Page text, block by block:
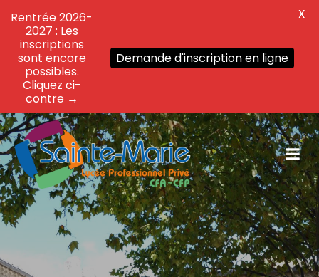
Aller
au
contenu
Rentrée 2026-
2027 : Les
inscriptions
sont encore
possibles.
Cliquez ci-
contre →
Demande d'inscription en ligne
X